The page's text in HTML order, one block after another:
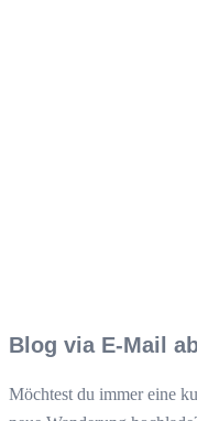
Blog via E-Mail
Möchtest du immer eine